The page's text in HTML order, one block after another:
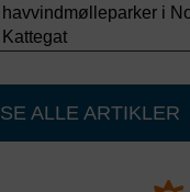
havvindmølleparker i
Kattegat
SE ALLE ARTIKLER